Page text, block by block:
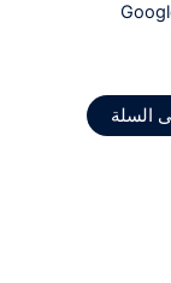
السلة